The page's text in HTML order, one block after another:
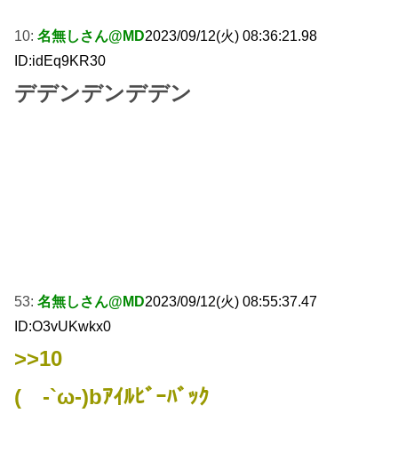
10: 名無しさん@MD2023/09/12(火) 08:36:21.98
ID:idEq9KR30
デデンデンデデン
53: 名無しさん@MD2023/09/12(火) 08:55:37.47
ID:O3vUKwkx0
>>10
( -`ω-)bｱｲﾙﾋﾞｰﾊﾞｯｸ